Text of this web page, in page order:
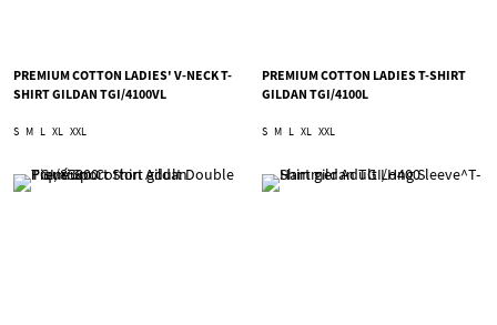
PREMIUM COTTON LADIES' V-NECK T-
SHIRT GILDAN TGI/4100VL
S M L XL XXL
PREMIUM COTTON LADIES T-SHIRT
GILDAN TGI/4100L
S M L XL XXL